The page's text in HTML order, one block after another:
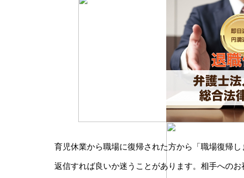
育児休業から職場に復帰された方から「職場復帰
返信すれば良いか迷うことがあります。相手への